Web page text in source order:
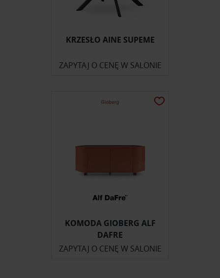
KRZESŁO AINE SUPEME
ZAPYTAJ O CENĘ W SALONIE
KOMODA GIOBERG ALF
DAFRE
ZAPYTAJ O CENĘ W SALONIE